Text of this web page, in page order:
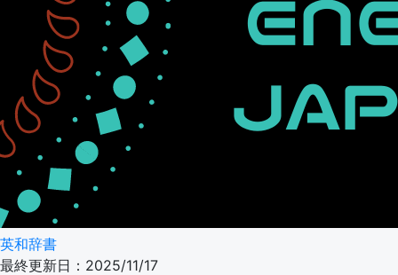
英和辞書
最終更新日：2025/11/17